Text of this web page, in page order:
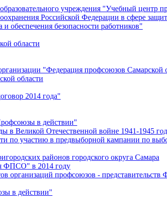
учреждения "Учебный центр
Российской Федерации в сфере
обеспечения безопасности работников"
области
"Федерация профсоюзов Самарской
области
2014 года"
в действии"
в Великой Отечественной войне 1941-1945
по участию в предвыборной кампании по
районов городского округа Самара
ФПСО" в 2014 году
организаций профсоюзов -
в действии"